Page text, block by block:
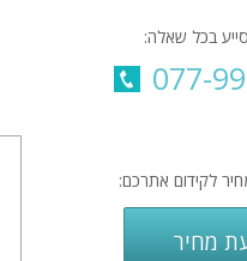
בכל שאלה:
077-
לקידום אתרכם:
מחיר